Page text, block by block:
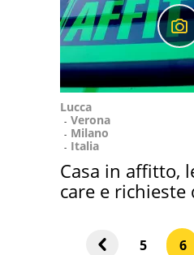
Lucca
Verona
Milano
Italia
Casa in affitto,
care e richieste
5 6